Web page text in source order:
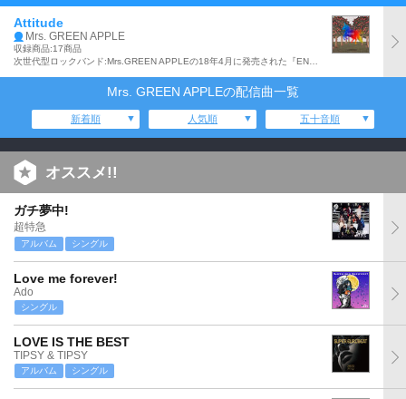
Attitude
Mrs. GREEN APPLE
収録商品:17商品
Mrs. GREEN APPLEの配信曲一覧
新着順 人気順 五十音順
オススメ!!
ガチ夢中!
超特急
アルバム シングル
Love me forever!
Ado
シングル
LOVE IS THE BEST
TIPSY & TIPSY
アルバム シングル